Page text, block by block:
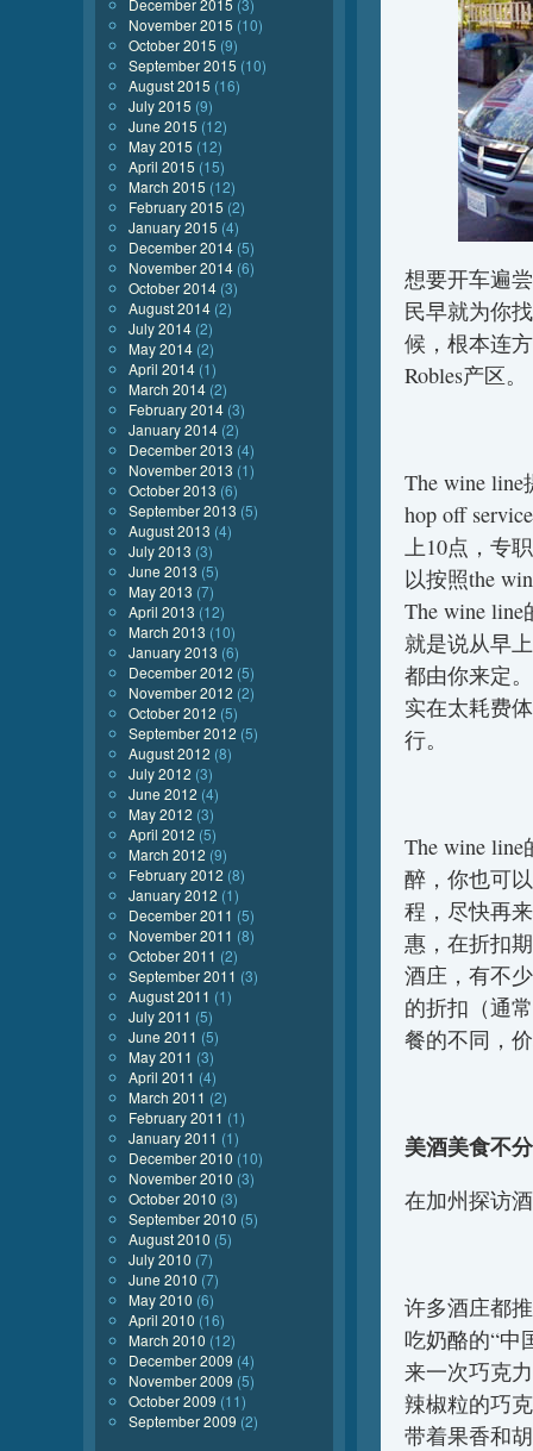
想要开车遍
民早就为你
候，根本连
Robles产区。
The wine line
hop off
上10点，专
以按照the
The wine
就是说从早
都由你来定
实在太耗费
行。
The wine
醉，你也可
程，尽快再
惠，在折扣
酒庄，有不
的折扣（通
餐的不同，
美酒美食不
在加州探访
许多酒庄都
吃奶酪的“中
来一次巧克
辣椒粒的巧
带着果香和
December 2015 (3)
November 2015 (10)
October 2015 (9)
September 2015 (10)
August 2015 (16)
July 2015 (9)
June 2015 (12)
May 2015 (12)
April 2015 (15)
March 2015 (12)
February 2015 (2)
January 2015 (4)
December 2014 (5)
November 2014 (6)
October 2014 (3)
August 2014 (2)
July 2014 (2)
May 2014 (2)
April 2014 (1)
March 2014 (2)
February 2014 (3)
January 2014 (2)
December 2013 (4)
November 2013 (1)
October 2013 (6)
September 2013 (5)
August 2013 (4)
July 2013 (3)
June 2013 (5)
May 2013 (7)
April 2013 (12)
March 2013 (10)
January 2013 (6)
December 2012 (5)
November 2012 (2)
October 2012 (5)
September 2012 (5)
August 2012 (8)
July 2012 (3)
June 2012 (4)
May 2012 (3)
April 2012 (5)
March 2012 (9)
February 2012 (8)
January 2012 (1)
December 2011 (5)
November 2011 (8)
October 2011 (2)
September 2011 (3)
August 2011 (1)
July 2011 (5)
June 2011 (5)
May 2011 (3)
April 2011 (4)
March 2011 (2)
February 2011 (1)
January 2011 (1)
December 2010 (10)
November 2010 (3)
October 2010 (3)
September 2010 (5)
August 2010 (5)
July 2010 (7)
June 2010 (7)
May 2010 (6)
April 2010 (16)
March 2010 (12)
December 2009 (4)
November 2009 (5)
October 2009 (11)
September 2009 (2)